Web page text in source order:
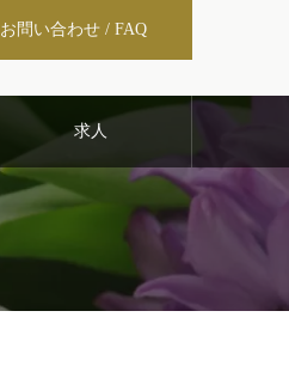
お問い合わせ / FAQ
求人